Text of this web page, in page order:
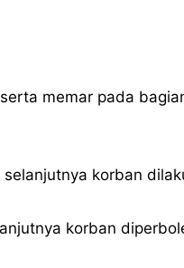
memar pada
korban
korban